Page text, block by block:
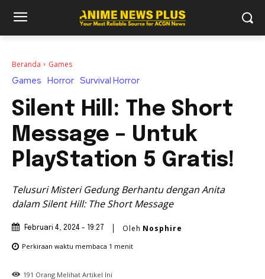
Beranda Games
Games Horror Survival Horror
Silent Hill: The Short
Message – Untuk
PlayStation 5 Gratis!
Telusuri Misteri Gedung Berhantu dengan Anita
dalam Silent Hill: The Short Message
Februari 4, 2024 - 19:27 Oleh Nosphire
Perkiraan waktu membaca 1 menit
191 Orang Melihat Artikel Ini